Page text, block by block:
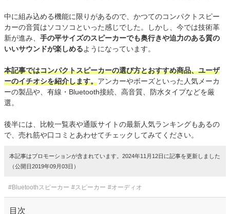
中に組み込める機能に限りがあるので、かつてのコンパクトスピー
カーの音質はソコソコといった感じでした。しかし、今では技術革
新が進み、 手の平サイズのスピーカーでも奥行きや迫力のある質の
いいサウンドが楽しめるようになっています。
本記事ではコンパクトスピーカーの選び方とおすすめ商品、ユーザ
ーのイチオシを紹介します。アンカーやボーズといった人気メーカ
ーの製品や、有線・Bluetooth接続、高音質、防水タイプなどを厳
選。
後半には、比較一覧表や通販サイトの最新人気ランキングもあるの
で、売れ筋や口コミとあわせてチェックしてみてください。
本記事はプロモーションが含まれています。2024年11月12日に記事を更新しました
（公開日2019年09月03日）
#Bluetoothスピーカー #スピーカー #オーディオ
目次